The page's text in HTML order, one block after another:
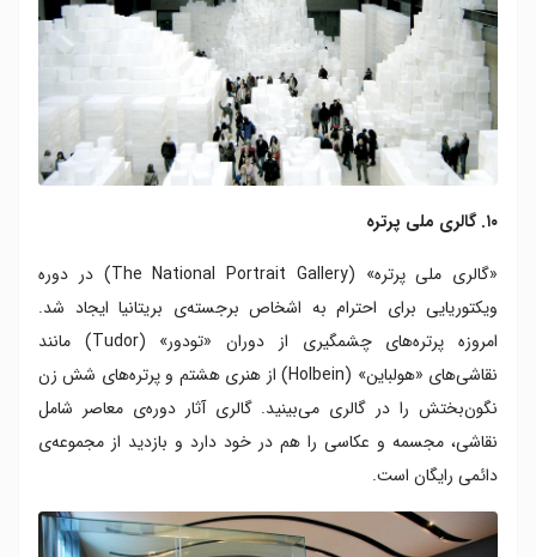
۱۰. گالری ملی پرتره
«گالری ملی پرتره» (The National Portrait Gallery) در دوره
ویکتوریایی برای احترام به اشخاص برجسته‌ی بریتانیا ایجاد شد.
امروزه پرتره‌های چشمگیری از دوران «تودور» (Tudor) مانند
نقاشی‌های «هولباین» (Holbein) از هنری هشتم و پرتره‌های شش زن
نگون‌بختش را در گالری می‌بینید. گالری آثار دوره‌ی معاصر شامل
نقاشی، مجسمه و عکاسی را هم در خود دارد و بازدید از مجموعه‌ی
دائمی رایگان است.